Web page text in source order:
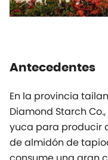
Antecedentes
En la provincia
Diamond Starch
yuca para producir
de almidón de